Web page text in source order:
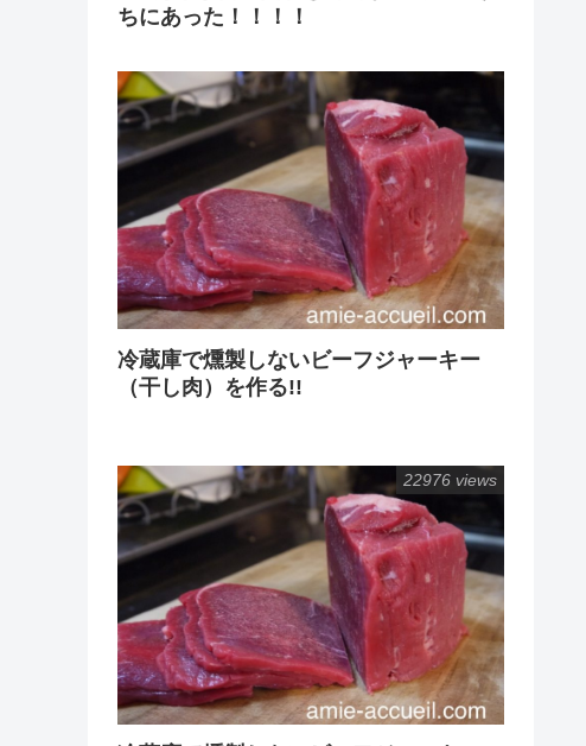
ちにあった！！！！
冷蔵庫で燻製しないビーフジャーキー
（干し肉）を作る!!
22976 views